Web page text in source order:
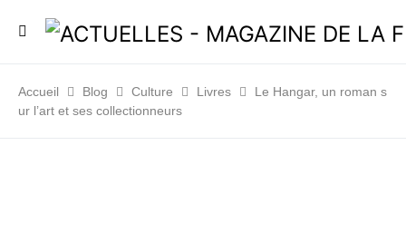
Accueil Blog Culture Livres
Le Hangar, un roman s
ur l’art et ses collectionneurs